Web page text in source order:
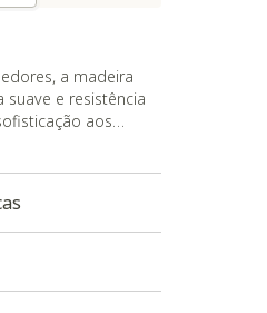
a madeira
suave e resistência
aos
e sensações ao
mofo e fungo
e confortável